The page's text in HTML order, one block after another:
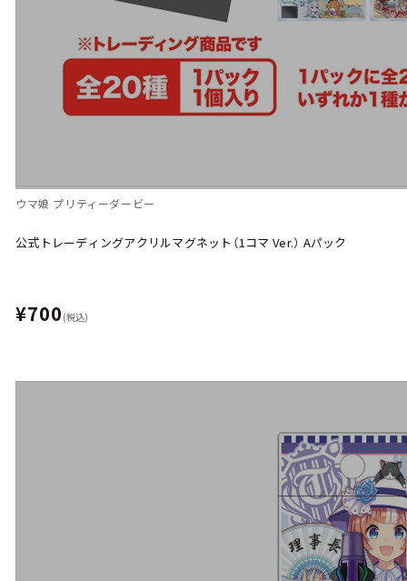
ウマ娘 プリティーダービー
公式トレーディングアクリルマグネット（1コマ Ver.） Aパック
¥700 (税込)